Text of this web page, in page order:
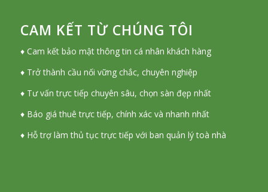
CAM KẾT TỪ CHÚNG TÔI
♦ Cam kết bảo mật thông tin cá nhân khách hàng
♦ Trở thành cầu nối vững chắc, chuyên nghiệp
♦ Tư vấn trực tiếp chuyên sâu, chọn sàn đẹp nhất
♦ Báo giá thuê trực tiếp, chính xác và nhanh nhất
♦ Hỗ trợ làm thủ tục trực tiếp với ban quản lý toà nhà